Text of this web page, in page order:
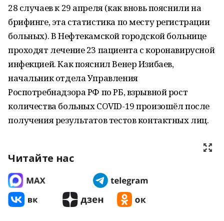
28 случаев к 29 апреля (как вновь пояснили на
брифинге, эта статистика по месту регистрации
больных). В Нефтекамской городской больнице
проходят лечение 23 пациента с коронавирусной
инфекцией. Как пояснил Венер Изибаев,
начальник отдела Управления
Роспотребнадзора РФ по РБ, взрывной рост
количества больных COVID-19 произошёл после
получения результатов тестов контактных лиц.
Читайте нас